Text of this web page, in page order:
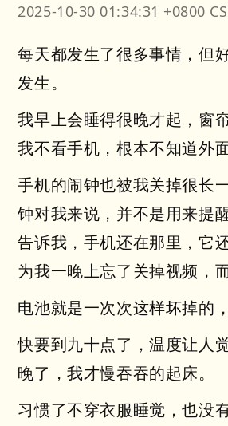
2025-10-30 01:34:31 +0800
每天都发生了很多事情，但
发生。
我早上会睡得很晚才起，窗
我不看手机，根本不知道外面
手机的闹钟也被我关掉很长
钟对我来说，并不是用来提
告诉我，手机还在那里，它
为我一晚上忘了关掉视频，
电池就是一次次这样坏掉的
快要到九十点了，温度让人
晚了，我才慢吞吞的起床。
习惯了不穿衣服睡觉，也没